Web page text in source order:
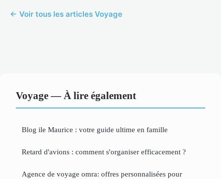
← Voir tous les articles Voyage
Voyage — À lire également
Blog ile Maurice : votre guide ultime en famille
Retard d'avions : comment s'organiser efficacement ?
Agence de voyage omra: offres personnalisées pour